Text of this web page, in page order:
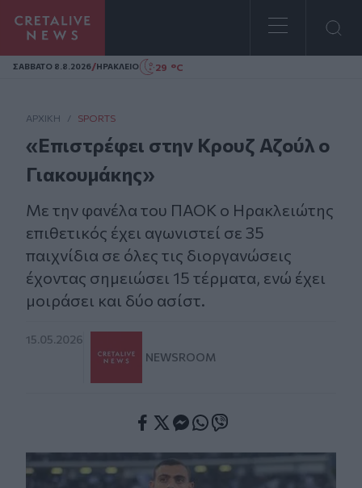
Homepage
ΣAΒΒΑΤΟ 8.8.2026/ΗΡΑΚΛΕΙΟ 29 °C
ΑΡΧΙΚΗ / SPORTS
«Επιστρέφει στην Κρουζ Αζούλ ο
Γιακουμάκης»
Με την φανέλα του ΠΑΟΚ ο Ηρακλειώτης
επιθετικός έχει αγωνιστεί σε 35
παιχνίδια σε όλες τις διοργανώσεις
έχοντας σημειώσει 15 τέρματα, ενώ έχει
μοιράσει και δύο ασίστ.
15.05.2026
NEWSROOM